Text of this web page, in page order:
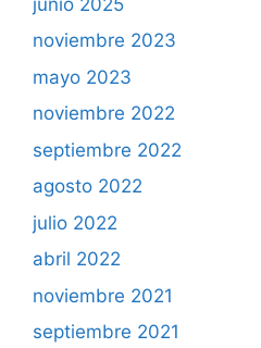
noviembre 2023
mayo 2023
noviembre 2022
septiembre 2022
agosto 2022
julio 2022
abril 2022
noviembre 2021
septiembre 2021